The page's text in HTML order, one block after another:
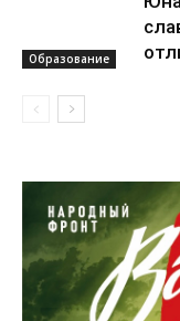
Образование
Образование